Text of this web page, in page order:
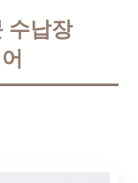
수납장